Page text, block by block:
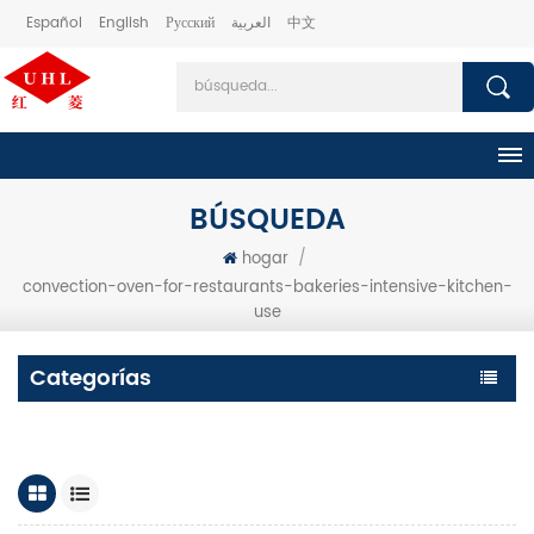
Español English Русский العربية 中文
BÚSQUEDA
hogar /
convection-oven-for-restaurants-bakeries-intensive-kitchen-
use
Categorías